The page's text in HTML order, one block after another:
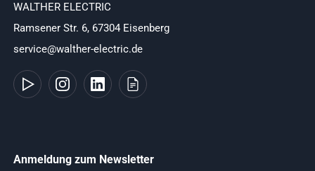
WALTHER ELECTRIC
Ramsener Str. 6, 67304 Eisenberg
service@walther-electric.de
Anmeldung zum Newsletter